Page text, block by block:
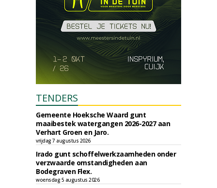
TENDERS
Gemeente Hoeksche Waard gunt
maaibestek watergangen 2026-2027 aan
Verhart Groen en Jaro.
vrijdag 7 augustus 2026
Irado gunt schoffelwerkzaamheden onder
verzwaarde omstandigheden aan
Bodegraven Flex.
woensdag 5 augustus 2026